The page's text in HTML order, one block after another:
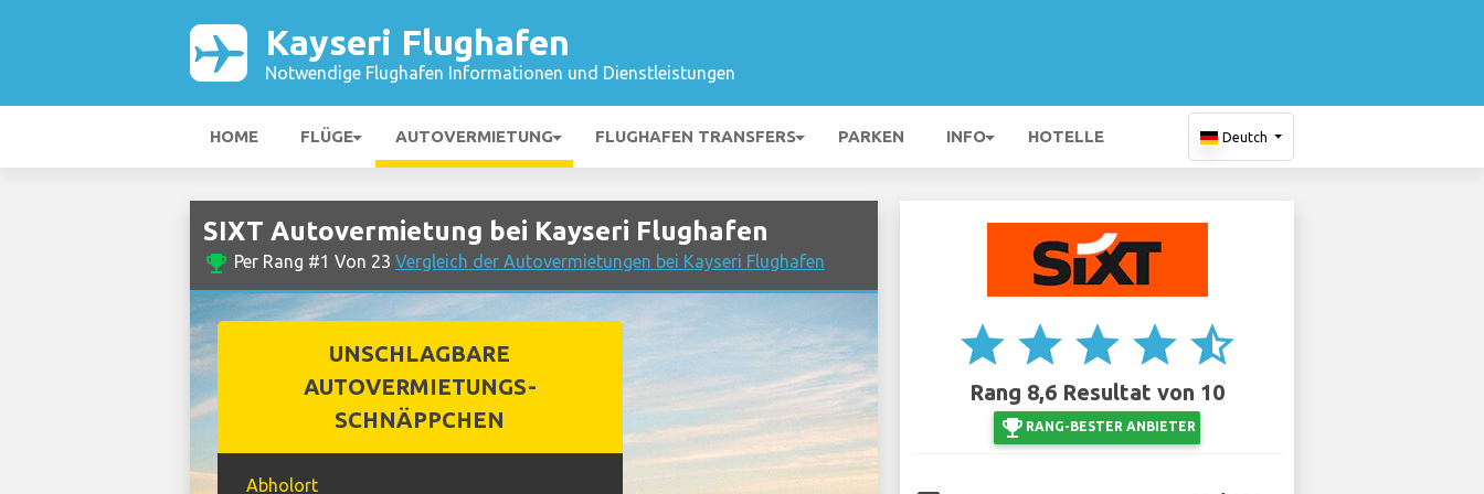
Kayseri Flughafen
Notwendige Flughafen Informationen und Dienstleistungen
HOME FLÜGE AUTOVERMIETUNG FLUGHAFEN TRANSFERS PARKEN INFO HOTELLE Deutch
SIXT Autovermietung bei Kayseri Flughafen
emoji_events Per Rang #1 Von 23 Vergleich der Autovermietungen bei Kayseri Flughafen
UNSCHLAGBARE
AUTOVERMIETUNGS-
SCHNÄPPCHEN
Abholort
star star star star star_half
Rang 8,6 Resultat von 10
emoji_events RANG-BESTER ANBIETER